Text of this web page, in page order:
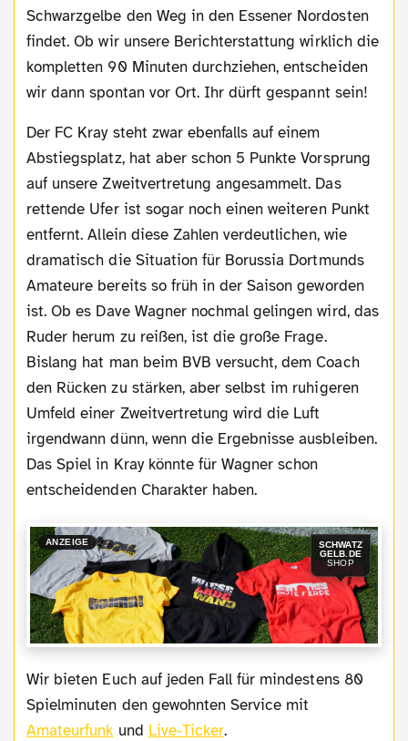
Schwarzgelbe den Weg in den Essener Nordosten
findet. Ob wir unsere Berichterstattung wirklich die
kompletten 90 Minuten durchziehen, entscheiden
wir dann spontan vor Ort. Ihr dürft gespannt sein!
Der FC Kray steht zwar ebenfalls auf einem
Abstiegsplatz, hat aber schon 5 Punkte Vorsprung
auf unsere Zweitvertretung angesammelt. Das
rettende Ufer ist sogar noch einen weiteren Punkt
entfernt. Allein diese Zahlen verdeutlichen, wie
dramatisch die Situation für Borussia Dortmunds
Amateure bereits so früh in der Saison geworden
ist. Ob es Dave Wagner nochmal gelingen wird, das
Ruder herum zu reißen, ist die große Frage.
Bislang hat man beim BVB versucht, dem Coach
den Rücken zu stärken, aber selbst im ruhigeren
Umfeld einer Zweitvertretung wird die Luft
irgendwann dünn, wenn die Ergebnisse ausbleiben.
Das Spiel in Kray könnte für Wagner schon
entscheidenden Charakter haben.
ANZEIGE
SCHWATZ
GELB.DE
SHOP
Wir bieten Euch auf jeden Fall für mindestens 80
Spielminuten den gewohnten Service mit
Amateurfunk und Live-Ticker.